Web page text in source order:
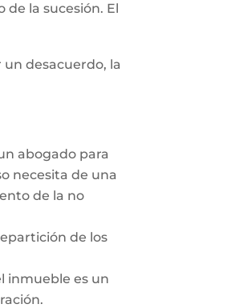
la sucesión. El
un desacuerdo, la
abogado para
necesita de una
de la no
de los
inmueble es un